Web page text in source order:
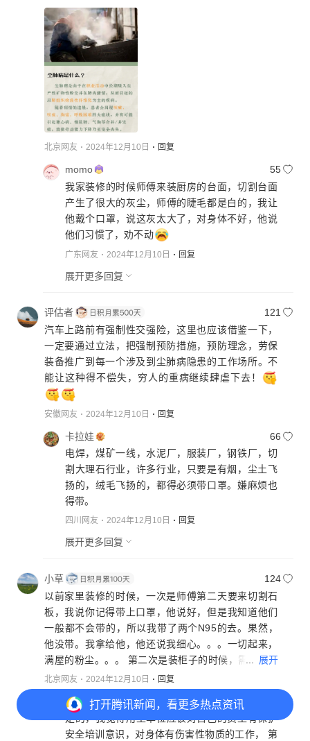
打开腾讯新闻，看更多热点资讯
北京网友 2024年12月10日 回复
momo
55
我家装修的时候师傅来装厨房的台面，切割台面
产生了很大的灰尘，师傅的睫毛都是白的，我让
他戴个口罩，说这灰太大了，对身体不好，他说
他们习惯了，劝不动
广东网友 2024年12月10日 回复
展开更多回复
评估者
121
汽车上路前有强制性交强险，这里也应该借鉴一下，
一定要通过立法，把强制预防措施，预防理念，劳保
装备推广到每一个涉及到尘肺病隐患的工作场所。不
能让这种得不偿失，穷人的重病继续肆虐下去！
安徽网友 2024年12月10日 回复
卡拉娃
66
电焊，煤矿一线，水泥厂，服装厂，钢铁厂，切
割大理石行业，许多行业，只要是有烟，尘土飞
扬的，绒毛飞扬的，都得必须带口罩。嫌麻烦也
得带。
四川网友 2024年12月10日 回复
展开更多回复
小草
124
以前家里装修的时候，一次是师傅第二天要来切割石
板，我说你记得带上口罩，他说好，但是我知道他们
一般都不会带的，所以我带了两个N95的去。果然，
他没带。我拿给他，他还说我细心。。。一切起来，
满屋的粉尘。。。 第二次是装柜子的时候，需要切下
木板。我到了看到满屋粉尘，问师傅你戴口罩了没？
他说没有，习惯了，戴上不方便。。哎。。我也不知
道N95防不防得了这种，之前手上也只有那种。希望
用工单位能把劳保做到位，这些工人们也要更珍惜自
展开
北京网友 2024年12月10日 回复
大美
是的，我觉得用工单位应该对自己的员工有保护
安全培训意识，对身体有伤害性物质的工作， 第